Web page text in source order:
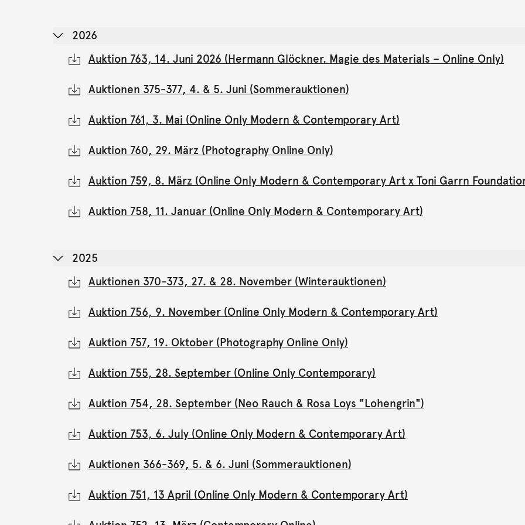
2026
Auktion 763, 14. Juni 2026 (Hermann Glöckner. Magie des Materials – Online Only)
Auktionen 375-377, 4. & 5. Juni (Sommerauktionen)
Auktion 761, 3. Mai (Online Only Modern & Contemporary Art)
Auktion 760, 29. März (Photography Online Only)
Auktion 759, 8. März (Online Only Modern & Contemporary Art x Toni Garrn
Auktion 758, 11. Januar (Online Only Modern & Contemporary Art)
2025
Auktionen 370-373, 27. & 28. November (Winterauktionen)
Auktion 756, 9. November (Online Only Modern & Contemporary Art)
Auktion 757, 19. Oktober (Photography Online Only)
Auktion 755, 28. September (Online Only Contemporary)
Auktion 754, 28. September (Neo Rauch & Rosa Loys "Lohengrin")
Auktion 753, 6. July (Online Only Modern & Contemporary Art)
Auktionen 366-369, 5. & 6. Juni (Sommerauktionen)
Auktion 751, 13 April (Online Only Modern & Contemporary Art)